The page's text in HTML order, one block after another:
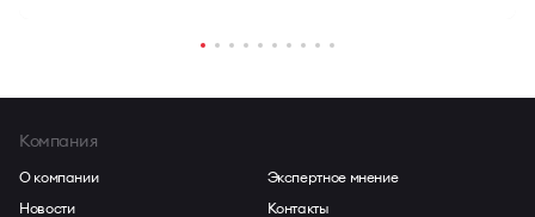
Компания
О компании
Новости
Экспертное мнение
Контакты